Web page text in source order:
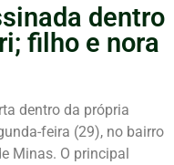
dentro
filho e nora
dentro da própria
feira (29), no bairro
Minas. O principal